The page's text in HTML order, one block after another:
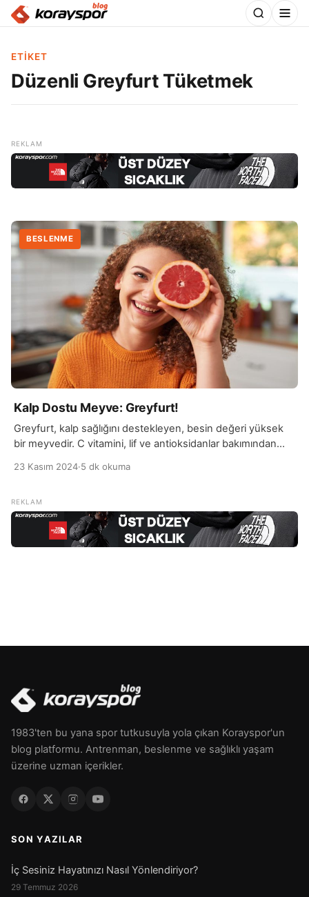
ETIKET
Düzenli Greyfurt Tüketmek
BESLENME
Kalp Dostu Meyve: Greyfurt!
Greyfurt, kalp sağlığını destekleyen, besin değeri yüksek
bir meyvedir. C vitamini, lif ve antioksidanlar bakımından
önemli bir rol oynar. İçeriğindeki flavonoidler ve likopen gibi
seviyelerinin düşmesine yardımcı olabilir. Bu sayede,
greyfurt tüketimi, kalp krizi, inme ve damar tıkanıklığı gibi
kardiyovasküler hastalıkların […]
23 Kasım 2024·5 dk okuma
1983'ten bu yana spor tutkusuyla yola çıkan Korayspor'un
blog platformu. Antrenman, beslenme ve sağlıklı yaşam
üzerine uzman içerikler.
SON YAZILAR
İç Sesiniz Hayatınızı Nasıl Yönlendiriyor?
29 Temmuz 2026